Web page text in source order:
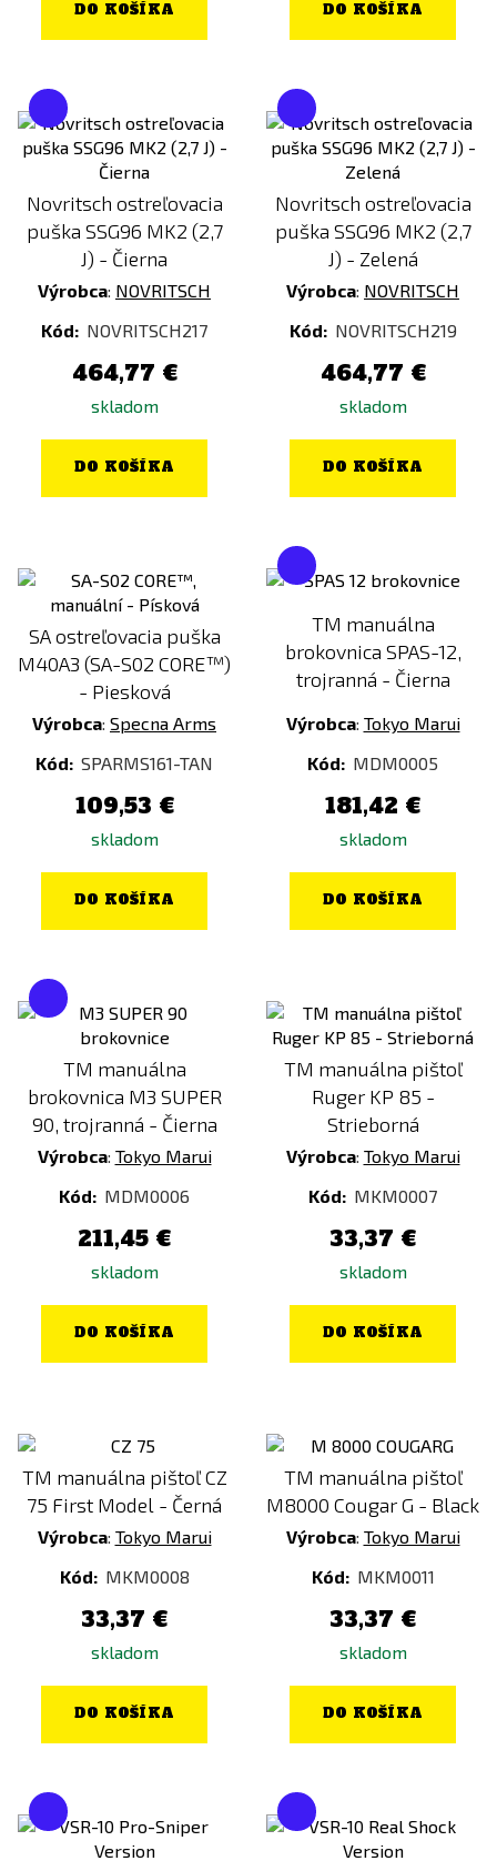
DO KOŠÍKA DO KOŠÍKA
Novritsch ostreľovacia
puška SSG96 MK2 (2,7
J) - Čierna
Výrobca: NOVRITSCH
Kód: NOVRITSCH217
464,77 €
skladom
DO KOŠÍKA
Novritsch ostreľovacia
puška SSG96 MK2 (2,7
J) - Zelená
Výrobca: NOVRITSCH
Kód: NOVRITSCH219
464,77 €
skladom
DO KOŠÍKA
SA ostreľovacia puška
M40A3 (SA-S02 CORE™)
- Piesková
Výrobca: Specna Arms
Kód: SPARMS161-TAN
109,53 €
skladom
DO KOŠÍKA
TM manuálna
brokovnica SPAS-12,
trojranná - Čierna
Výrobca: Tokyo Marui
Kód: MDM0005
181,42 €
skladom
DO KOŠÍKA
TM manuálna
brokovnica M3 SUPER
90, trojranná - Čierna
Výrobca: Tokyo Marui
Kód: MDM0006
211,45 €
skladom
DO KOŠÍKA
TM manuálna pištoľ
Ruger KP 85 -
Strieborná
Výrobca: Tokyo Marui
Kód: MKM0007
33,37 €
skladom
DO KOŠÍKA
TM manuálna pištoľ CZ
75 First Model - Černá
Výrobca: Tokyo Marui
Kód: MKM0008
33,37 €
skladom
DO KOŠÍKA
TM manuálna pištoľ
M8000 Cougar G - Black
Výrobca: Tokyo Marui
Kód: MKM0011
33,37 €
skladom
DO KOŠÍKA